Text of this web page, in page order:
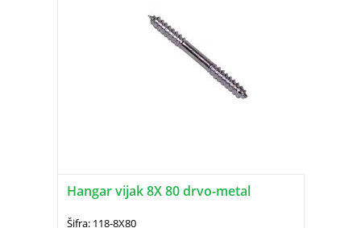
Hangar vijak 8X 80 drvo-metal
Šifra: 118-8X80